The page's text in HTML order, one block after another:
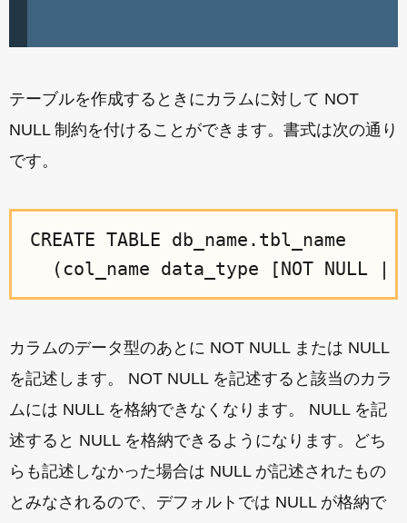
テーブルを作成するときにカラムに対して NOT
NULL 制約を付けることができます。書式は次の通り
です。
CREATE TABLE db_name.tbl_name
カラムのデータ型のあとに NOT NULL または NULL
を記述します。 NOT NULL を記述すると該当のカラ
ムには NULL を格納できなくなります。 NULL を記
述すると NULL を格納できるようになります。どち
らも記述しなかった場合は NULL が記述されたもの
とみなされるので、デフォルトでは NULL が格納で